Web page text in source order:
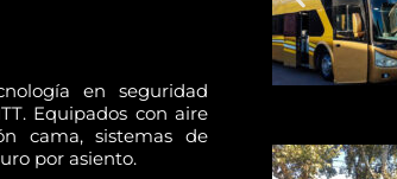
en seguridad
Equipados con aire
cama, sistemas de
por asiento.